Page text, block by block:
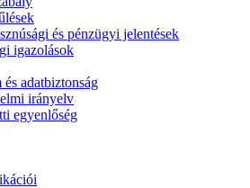
és pénzügyi jelentések
igazolások
adatbiztonság
irányelv
egyenlőség